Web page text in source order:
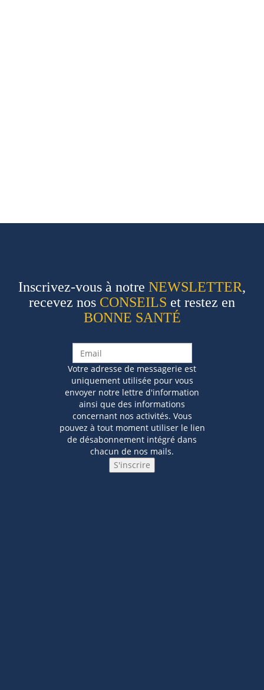
Inscrivez-vous à notre NEWSLETTER,
recevez nos CONSEILS et restez en
BONNE SANTÉ
Votre adresse de messagerie est
uniquement utilisée pour vous
envoyer notre lettre d'information
ainsi que des informations
concernant nos activités. Vous
pouvez à tout moment utiliser le lien
de désabonnement intégré dans
chacun de nos mails.